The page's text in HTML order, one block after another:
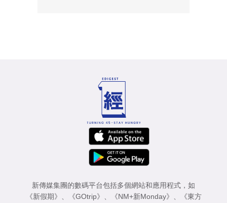
新傳媒集團的數碼平台包括多個網站和應用程式，如
《新假期》
《GOtrip》 《NM+新Monday》
《東方